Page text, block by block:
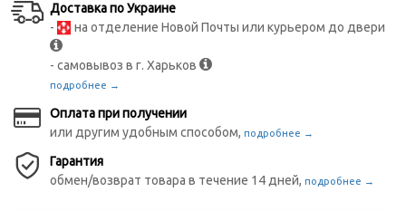
Доставка по Украине
-
на отделение Новой Почты или курьером до двери
- самовывоз в г. Харьков
подробнее →
Оплата при получении
или другим удобным способом, подробнее →
Гарантия
обмен/возврат товара в течение 14 дней, подробнее →